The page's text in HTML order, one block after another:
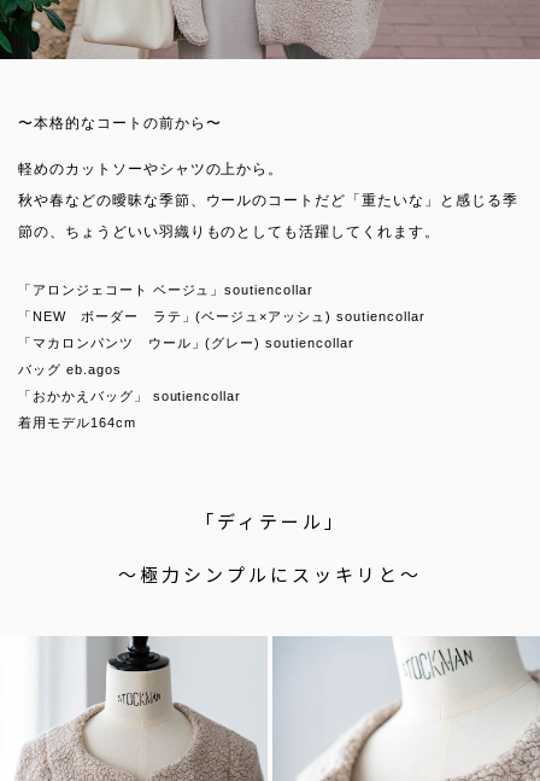
〜本格的なコートの前から〜
軽めのカットソーやシャツの上から。
秋や春などの曖昧な季節、ウールのコートだど「重たいな」と感じる季
節の、ちょうどいい羽織りものとしても活躍してくれます。
「アロンジェコート ベージュ」soutiencollar
「NEW ボーダー ラテ」(ベージュ×アッシュ) soutiencollar
「マカロンパンツ ウール」(グレー) soutiencollar
バッグ eb.agos
「おかかえバッグ」 soutiencollar
着用モデル164cm
「ディテール」
〜極力シンプルにスッキリと〜